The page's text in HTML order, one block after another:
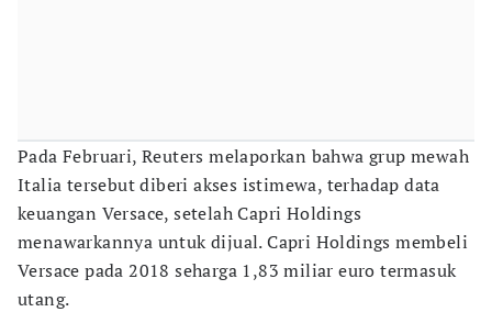
Pada Februari, Reuters melaporkan bahwa grup mewah
Italia tersebut diberi akses istimewa, terhadap data
keuangan Versace, setelah Capri Holdings
menawarkannya untuk dijual. Capri Holdings membeli
Versace pada 2018 seharga 1,83 miliar euro termasuk
utang.